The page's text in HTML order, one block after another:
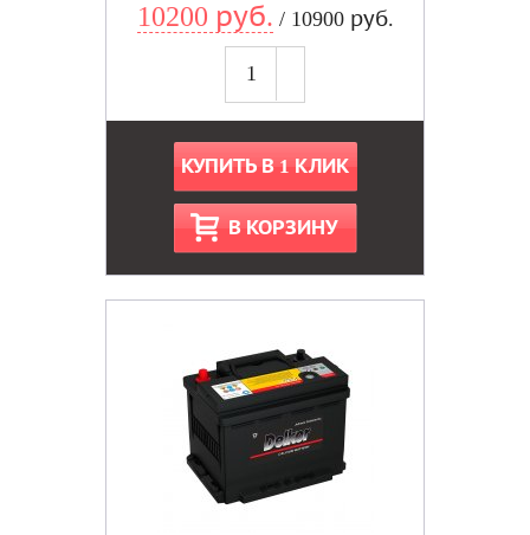
10200 руб. / 10900 руб.
КУПИТЬ В 1 КЛИК
В КОРЗИНУ